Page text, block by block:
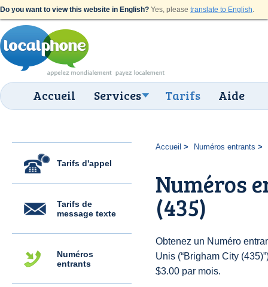
Do you want to view this website in English? Yes, please translate to English.
Accueil Services Tarifs Aide
Tarifs d'appel
Tarifs de
message texte
Numéros
entrants
Accueil Numéros entrants
Numéros
(435)
Obtenez un Numéro
Unis (“Brigham City
$3.00 par mois.